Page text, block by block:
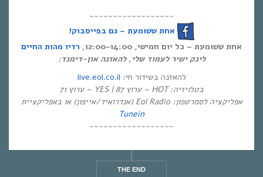
~~~~~~~~~~~~~~~~~~
אחת ששומעת – גם בפייסבוק!
אחת ששומעת – כל יום חמישי, 12:00-14:00,
רדיו מהות החיים
לינק ישיר לעמוד שלי, להאזנה און-דימנד:
להאזנה בשידור חי: live.eol.co.il
בטלויזיה: HOT – ערוץ 87 | YES – ערוץ 71
אפליקציה לסמרטפון: Eol Radio (אנדרואיד/אייפון) או באפליקציית
Tunein
~~~~~~~~~~~~~~~~~~
THE END